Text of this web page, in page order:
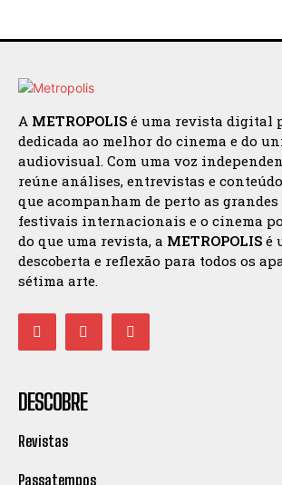
A METROPOLIS é uma revista digital
dedicada ao melhor do cinema e do
audiovisual. Com uma voz
reúne análises, entrevistas e
que acompanham de perto as grandes
festivais internacionais e o cinema
do que uma revista, a METROPOLIS é
descoberta e reflexão para todos os
sétima arte.
DESCOBRE
Revistas
Passatempos